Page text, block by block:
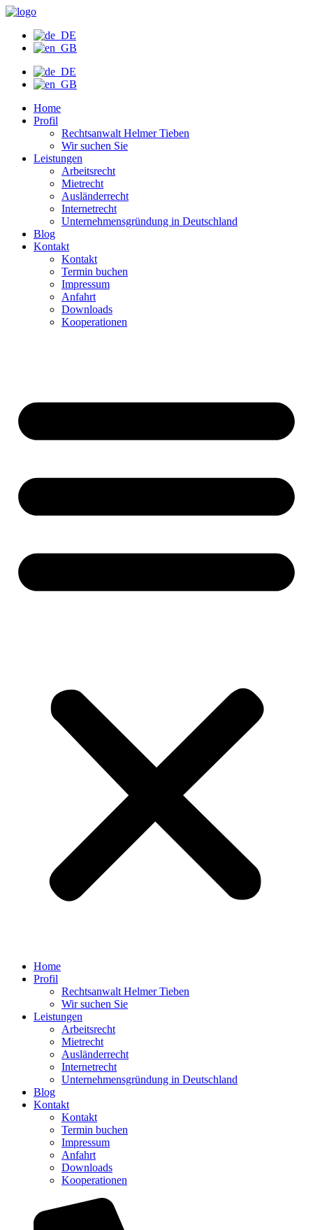
Zum
wechseln
Home
Profil
Rechtsanwalt Helmer Tieben
Wir suchen Sie
Leistungen
Arbeitsrecht
Mietrecht
Ausländerrecht
Internetrecht
Unternehmensgründung in Deutschland
Blog
Kontakt
Kontakt
Termin buchen
Impressum
Anfahrt
Downloads
Kooperationen
Home
Profil
Rechtsanwalt Helmer Tieben
Wir suchen Sie
Leistungen
Arbeitsrecht
Mietrecht
Ausländerrecht
Internetrecht
Unternehmensgründung in Deutschland
Blog
Kontakt
Kontakt
Termin buchen
Impressum
Anfahrt
Downloads
Kooperationen